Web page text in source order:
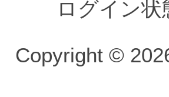
ログイン
Copyright ©